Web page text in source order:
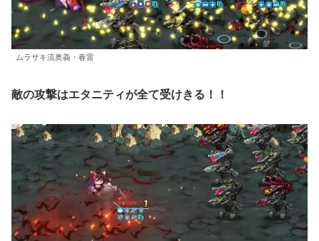
ムラサキ流奥義・春雷
敵の攻撃はエタニティが全て受けきる！！